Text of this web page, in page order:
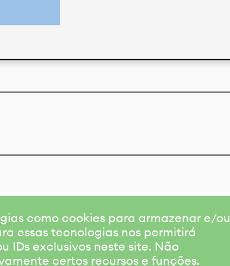
como cookies para armazenar e/ou
essas tecnologias nos permitirá
IDs exclusivos neste site. Não
certos recursos e funções.